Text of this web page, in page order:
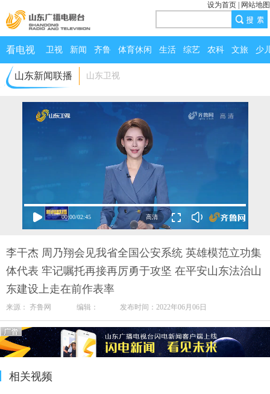
设为首页 网站地图
看电视 卫视 新闻 齐鲁 体育休闲 生活 综艺 农科 文旅 少
山东新闻联播 山东卫视
00:00/02:45
李干杰 周乃翔会见我省全国公安系统 英雄模范立功集
体代表 牢记嘱托再接再厉勇于攻坚 在平安山东法治山
东建设上走在前作表率
来源： 齐鲁网 编辑： 发布时间：2022年06月06日
相关视频